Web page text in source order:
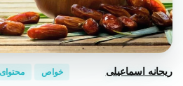
ریحانه اسماعیلی خواص